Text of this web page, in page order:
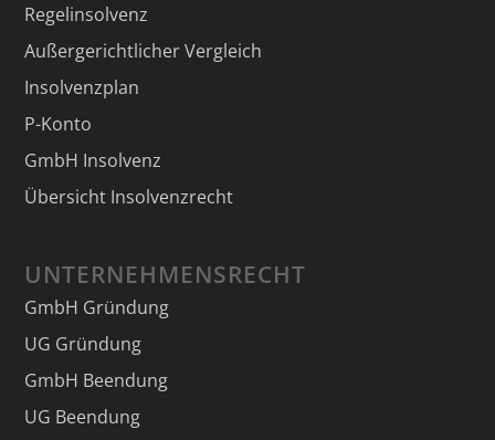
Regelinsolvenz
Außergerichtlicher Vergleich
Insolvenzplan
P-Konto
GmbH Insolvenz
Übersicht Insolvenzrecht
UNTERNEHMENSRECHT
GmbH Gründung
UG Gründung
GmbH Beendung
UG Beendung